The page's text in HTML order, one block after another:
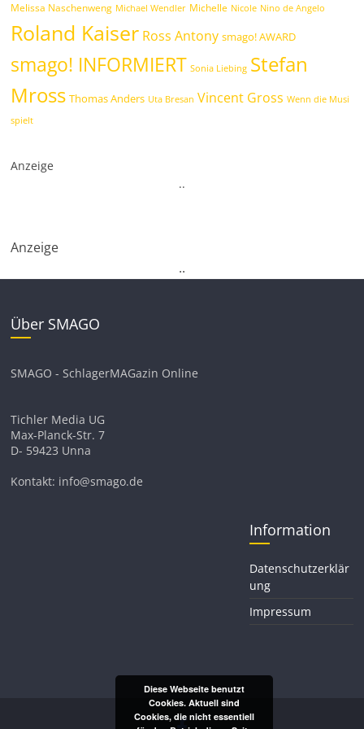
Melissa Naschenweng Michael Wendler Michelle Nicole Nino de Angelo
Roland Kaiser Ross Antony smago! AWARD
smago! INFORMIERT Sonia Liebing Stefan
Mross Thomas Anders Uta Bresan Vincent Gross Wenn die Musi
spielt
Anzeige
..
Anzeige
..
Über SMAGO
SMAGO - SchlagerMAGazin Online
Tichler Media UG
Max-Planck-Str. 7
D- 59423 Unna
Kontakt: info@smago.de
Information
Datenschutzerklär
ung
Impressum
Diese Webseite benutzt
Cookies. Aktuell sind
Cookies, die nicht essentiell